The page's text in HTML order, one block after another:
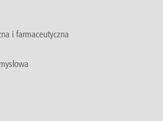
i farmaceutyczna